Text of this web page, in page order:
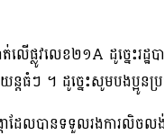
លូវលេខ២១A ដូច្នេះរដ្ឋ
តធំៗ ។ ដូច្នេះសូមបងប្អូន
ោដែលបានទទួលរងការលិច